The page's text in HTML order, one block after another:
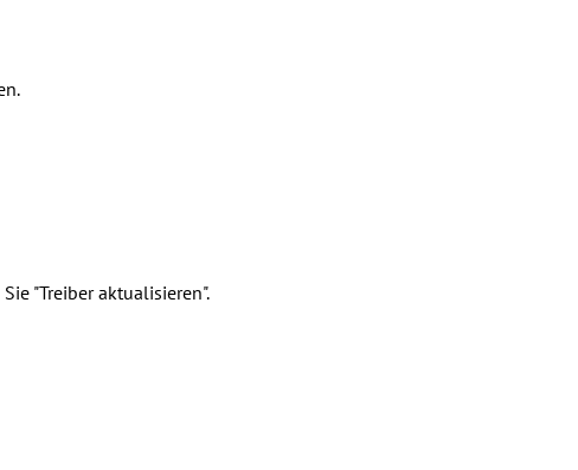
"Treiber aktualisieren".